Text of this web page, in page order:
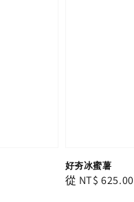
好夯冰蜜薯
Regular
從 NT$ 625.00